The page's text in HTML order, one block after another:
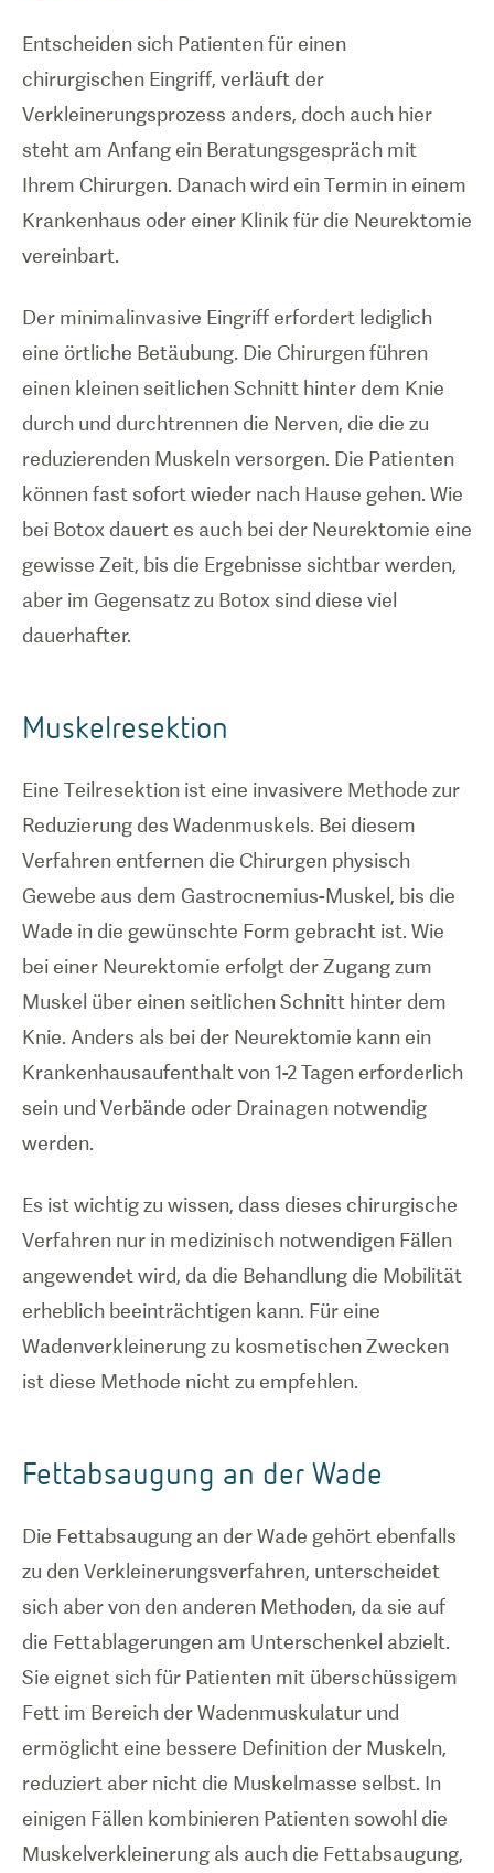
Entscheiden sich Patienten für einen
chirurgischen Eingriff, verläuft der
Verkleinerungsprozess anders, doch auch hier
steht am Anfang ein Beratungsgespräch mit
Ihrem Chirurgen. Danach wird ein Termin in einem
Krankenhaus oder einer Klinik für die Neurektomie
vereinbart.
Der minimalinvasive Eingriff erfordert lediglich
eine örtliche Betäubung. Die Chirurgen führen
einen kleinen seitlichen Schnitt hinter dem Knie
durch und durchtrennen die Nerven, die die zu
reduzierenden Muskeln versorgen. Die Patienten
können fast sofort wieder nach Hause gehen. Wie
bei Botox dauert es auch bei der Neurektomie eine
gewisse Zeit, bis die Ergebnisse sichtbar werden,
aber im Gegensatz zu Botox sind diese viel
dauerhafter.
Muskelresektion
Eine Teilresektion ist eine invasivere Methode zur
Reduzierung des Wadenmuskels. Bei diesem
Verfahren entfernen die Chirurgen physisch
Gewebe aus dem Gastrocnemius-Muskel, bis die
Wade in die gewünschte Form gebracht ist. Wie
bei einer Neurektomie erfolgt der Zugang zum
Muskel über einen seitlichen Schnitt hinter dem
Knie. Anders als bei der Neurektomie kann ein
Krankenhausaufenthalt von 1-2 Tagen erforderlich
sein und Verbände oder Drainagen notwendig
werden.
Es ist wichtig zu wissen, dass dieses chirurgische
Verfahren nur in medizinisch notwendigen Fällen
angewendet wird, da die Behandlung die Mobilität
erheblich beeinträchtigen kann. Für eine
Wadenverkleinerung zu kosmetischen Zwecken
ist diese Methode nicht zu empfehlen.
Fettabsaugung an der Wade
Die Fettabsaugung an der Wade gehört ebenfalls
zu den Verkleinerungsverfahren, unterscheidet
sich aber von den anderen Methoden, da sie auf
die Fettablagerungen am Unterschenkel abzielt.
Sie eignet sich für Patienten mit überschüssigem
Fett im Bereich der Wadenmuskulatur und
ermöglicht eine bessere Definition der Muskeln,
reduziert aber nicht die Muskelmasse selbst. In
einigen Fällen kombinieren Patienten sowohl die
Muskelverkleinerung als auch die Fettabsaugung,